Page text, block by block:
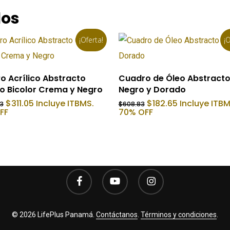
¡Oferta!
Añadir Al Carrito
Acrílico Abstracto
Bicolor Crema y Negro
El
precio
$311.05El
precio
Incluye ITBMS.
Añadir Al Carrito
Cuadro de Óleo Abstracto
Negro y Dorado
$608.83 El
precio
$182.65El
precio
Incluye
70% OFF
facebook youtube instagram
© 2026 LifePlus Panamá. Contáctanos Términos y condiciones